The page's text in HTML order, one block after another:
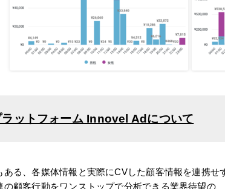
ットフォーム Innovel Adについて
ある、各媒体情報と実際にCVした顧客情報を連携
の顧客行動をワンストップで分析できる業界待望の